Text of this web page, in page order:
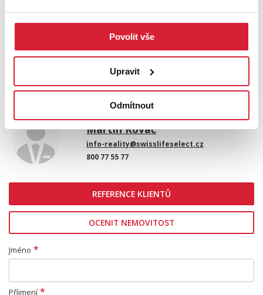
Povolit vše
Upravit
Odmítnout
KONTAKTOVAT MAKLÉŘE
Martin Kováč
info-reality@swisslifeselect.cz
800 77 55 77
REFERENCE KLIENTŮ
OCENIT NEMOVITOST
Jméno *
Příjmení *